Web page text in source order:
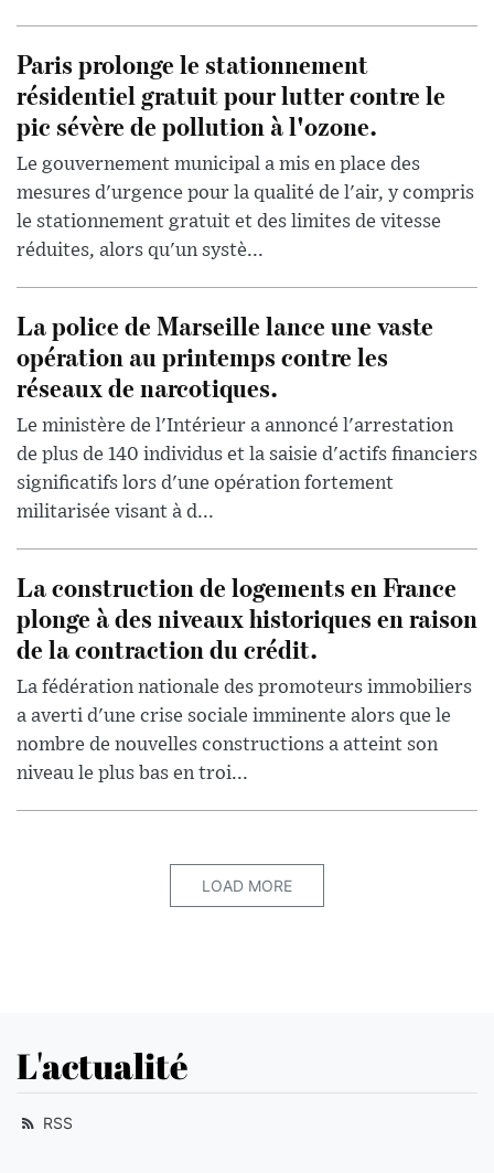
Paris prolonge le stationnement
résidentiel gratuit pour lutter contre le
pic sévère de pollution à l'ozone.
Le gouvernement municipal a mis en place des
mesures d'urgence pour la qualité de l'air, y compris
le stationnement gratuit et des limites de vitesse
réduites, alors qu'un systè...
La police de Marseille lance une vaste
opération au printemps contre les
réseaux de narcotiques.
Le ministère de l'Intérieur a annoncé l'arrestation
de plus de 140 individus et la saisie d'actifs financiers
significatifs lors d'une opération fortement
militarisée visant à d...
La construction de logements en France
plonge à des niveaux historiques en raison
de la contraction du crédit.
La fédération nationale des promoteurs immobiliers
a averti d'une crise sociale imminente alors que le
nombre de nouvelles constructions a atteint son
niveau le plus bas en troi...
LOAD MORE
L'actualité
RSS